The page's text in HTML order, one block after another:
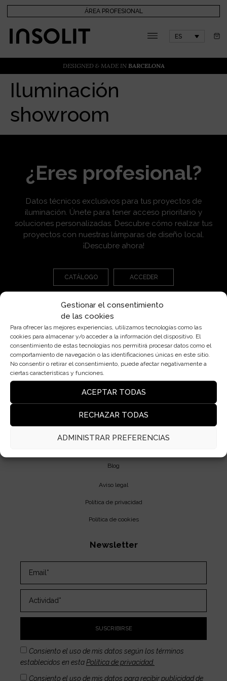
Gestionar el consentimiento
de las cookies
Para ofrecer las mejores experiencias, utilizamos tecnologías como las
cookies para almacenar y/o acceder a la información del dispositivo. El
consentimiento de estas tecnologías nos permitirá procesar datos como el
comportamiento de navegación o las identificaciones únicas en este sitio.
No consentir o retirar el consentimiento, puede afectar negativamente a
ciertas características y funciones.
ACEPTAR TODAS
RECHAZAR TODAS
ADMINISTRAR PREFERENCIAS
ÁREA PROFESIONAL
ES
DESIGNED & MADE IN BARCELONA
Iluminación
showroom
¿Eres profesional?
Datos técnicos exclusivos para tus proyectos de
iluminación. Únete para tener acceso prioritario y
soluciones personalizadas. Descubre cómo realzar tus
proyectos con nuestras lámparas de diseño local.
¡Descubre ahora!
CATÁLOGO ACCEDER
Pl. Cardona, 7, Bjs 2ª, 08006 Barcelona
insolit@insolitbcn.com
Blog
Aviso legal
Política de privacidad
Política de cookies
Newsletter
Consiento el uso de mis datos según los términos
establecidos en estaPolítica de privacidad.
Consiento el uso de mis datos para recibir publicidad de
SUSCRIBIRSE